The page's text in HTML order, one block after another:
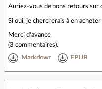
Auriez-vous de bons retours sur
Si oui, je chercherais à en
Merci d'avance.
(3 commentaires).
Markdown EPUB